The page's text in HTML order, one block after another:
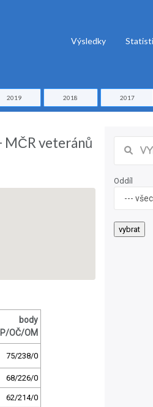
Výsledky
2019 2018 2017
MČR veteránů
body
OČ/OM
75/238/0
68/226/0
62/214/0
Oddíl